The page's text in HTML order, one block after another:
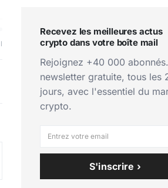
Recevez les meilleures actus
crypto dans votre boîte mail
Rejoignez +40 000
newsletter gratuite, tous les
jours, avec l'essentiel du
crypto.
S'inscrire ›